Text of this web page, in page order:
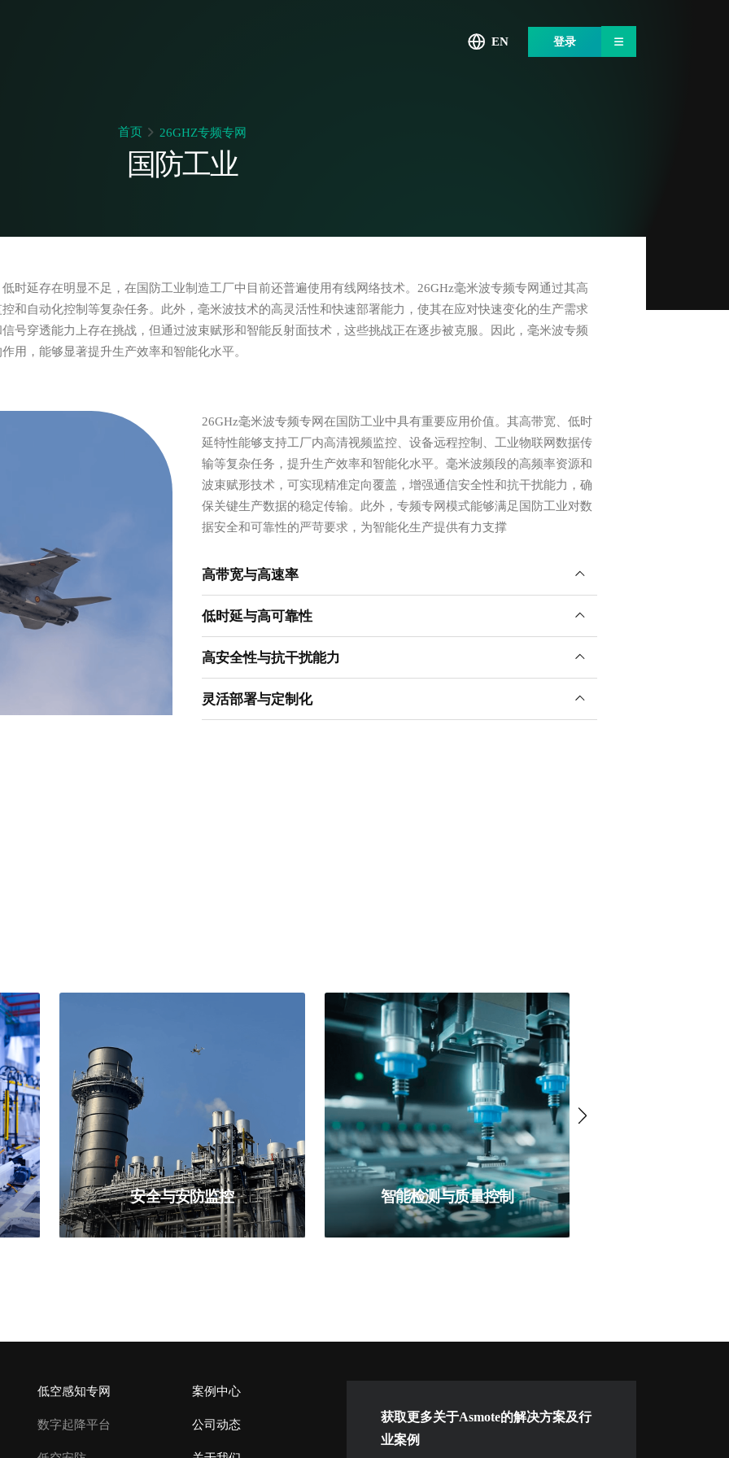
EN 登录
首页 26GHZ专频专网
国防工业
时延存在明显不足，在国防工业制造工厂中目前还普遍使用有线网络技术。26GHz毫米波专频专网通过其高
和自动化控制等复杂任务。此外，毫米波技术的高灵活性和快速部署能力，使其在应对快速变化的生产需求
号穿透能力上存在挑战，但通过波束赋形和智能反射面技术，这些挑战正在逐步被克服。因此，毫米波专频
用，能够显著提升生产效率和智能化水平。
26GHz毫米波专频专网在国防工业中具有重要应用价值。其高带宽、低时
延特性能够支持工厂内高清视频监控、设备远程控制、工业物联网数据传
输等复杂任务，提升生产效率和智能化水平。毫米波频段的高频率资源和
波束赋形技术，可实现精准定向覆盖，增强通信安全性和抗干扰能力，确
保关键生产数据的稳定传输。此外，专频专网模式能够满足国防工业对数
据安全和可靠性的严苛要求，为智能化生产提供有力支撑
高带宽与高速率
低时延与高可靠性
高安全性与抗干扰能力
灵活部署与定制化
安全与安防监控 智能检测与质量控制
低空感知专网
数字起降平台
案例中心
公司动态
获取更多关于Asmote的解决方案及行
业案例